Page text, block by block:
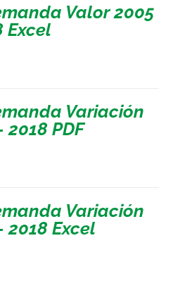
Valor 2005
Excel
Variación
2018 PDF
Variación
2018 Excel